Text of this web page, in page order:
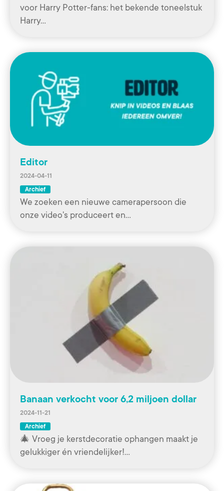
voor Harry Potter-fans: het bekende toneelstuk
Harry…
Editor
2024-04-11
Archief
We zoeken een nieuwe camerapersoon die
onze video's produceert en…
Banaan verkocht voor 6,2 miljoen dollar
2024-11-21
Archief
🎄 Vroeg je kerstdecoratie ophangen maakt je
gelukkiger én vriendelijker!…